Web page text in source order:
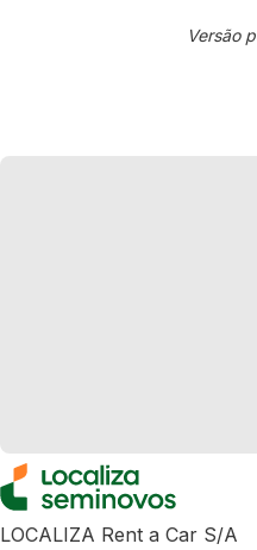
Versão
LOCALIZA Rent a Car S/A